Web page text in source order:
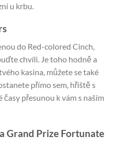
u krbu.
do Red-colored Cinch,
chvíli. Je toho hodně a
kasina, můžete se také
přímo sem, hřiště s
přesunou k vám s naším
Grand Prize Fortunate